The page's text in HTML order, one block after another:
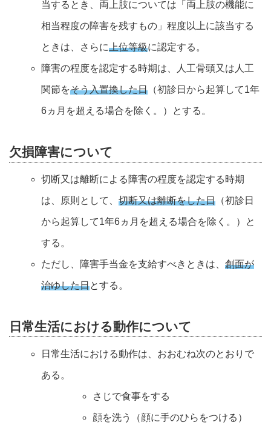
当するとき、両上肢については「両上肢の機能に
相当程度の障害を残すもの」程度以上に該当する
ときは、さらに上位等級に認定する。
障害の程度を認定する時期は、人工骨頭又は人工
関節をそう入置換した日（初診日から起算して1年
6ヵ月を超える場合を除く。）とする。
欠損障害について
切断又は離断による障害の程度を認定する時期
は、原則として、 切断又は離断をした日（初診日
から起算して1年6ヵ月を超える場合を除く。）と
する。
ただし、障害手当金を支給すべきときは、 創面が
治ゆした日とする。
日常生活における動作について
日常生活における動作は、おおむね次のとおりで
ある。
さじで食事をする
顔を洗う（顔に手のひらをつける）